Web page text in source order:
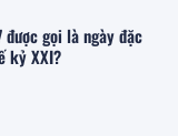
gọi là ngày đặc
kỷ XXI?